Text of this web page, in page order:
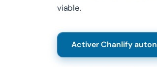
viable.
Activer Chanlify